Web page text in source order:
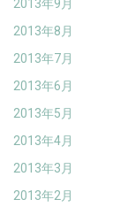
2013年9月
2013年8月
2013年7月
2013年6月
2013年5月
2013年4月
2013年3月
2013年2月